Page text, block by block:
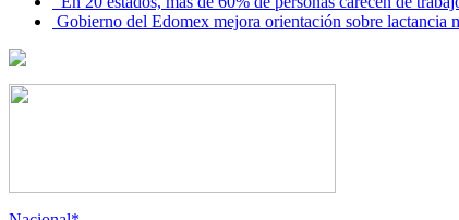
Gobierno del Edomex mejora orientación sobre lactancia